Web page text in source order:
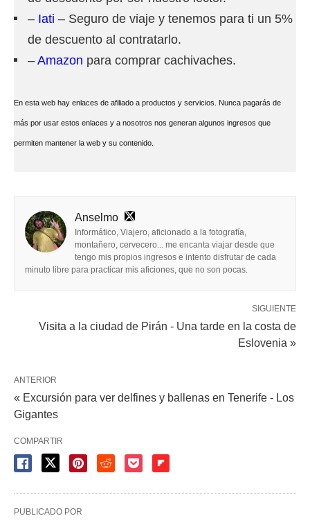
– Iati – Seguro de viaje y tenemos para ti un 5%
de descuento al contratarlo.
– Amazon para comprar cachivaches.
En esta web hay enlaces de afiliado a productos y servicios. Nunca pagarás de
más por usar estos enlaces y a nosotros nos generan algunos ingresos que
permiten mantener la web y su contenido.
Anselmo
Informático, Viajero, aficionado a la fotografía,
montañero, cervecero... me encanta viajar desde que
tengo mis propios ingresos e intento disfrutar de cada
minuto libre para practicar mis aficiones, que no son pocas.
SIGUIENTE
Visita a la ciudad de Pirán - Una tarde en la costa de
Eslovenia »
ANTERIOR
« Excursión para ver delfines y ballenas en Tenerife - Los
Gigantes
COMPARTIR
PUBLICADO POR